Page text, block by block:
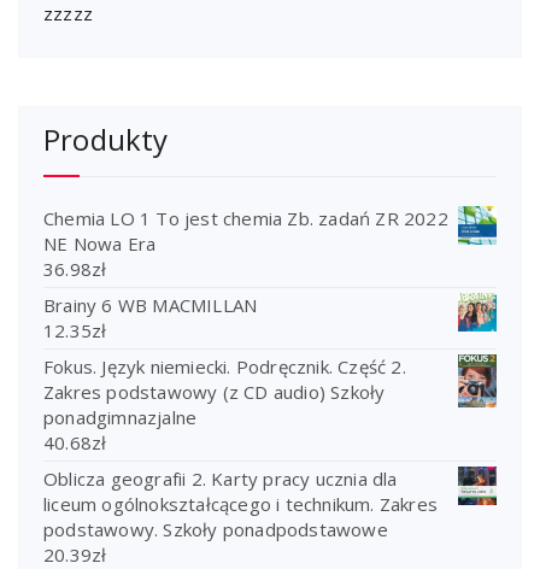
zzzzz
Produkty
Chemia LO 1 To jest chemia Zb. zadań ZR 2022
NE Nowa Era
36.98zł
Brainy 6 WB MACMILLAN
12.35zł
Fokus. Język niemiecki. Podręcznik. Część 2.
Zakres podstawowy (z CD audio) Szkoły
ponadgimnazjalne
40.68zł
Oblicza geografii 2. Karty pracy ucznia dla
liceum ogólnokształcącego i technikum. Zakres
podstawowy. Szkoły ponadpodstawowe
20.39zł